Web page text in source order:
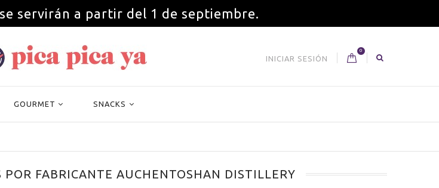
servirán a partir del 1 de septiembre.
0
INICIAR SESIÓN
GOURMET SNACKS
POR FABRICANTE AUCHENTOSHAN DISTILLERY